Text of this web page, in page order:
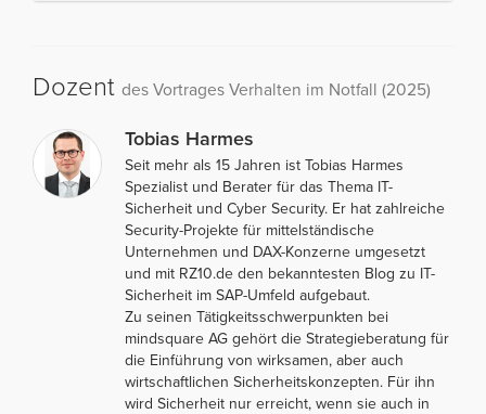
Dozent des Vortrages Verhalten im Notfall (2025)
Tobias Harmes
Seit mehr als 15 Jahren ist Tobias Harmes
Spezialist und Berater für das Thema IT-
Sicherheit und Cyber Security. Er hat zahlreiche
Security-Projekte für mittelständische
Unternehmen und DAX-Konzerne umgesetzt
und mit RZ10.de den bekanntesten Blog zu IT-
Sicherheit im SAP-Umfeld aufgebaut.
Zu seinen Tätigkeitsschwerpunkten bei
mindsquare AG gehört die Strategieberatung für
die Einführung von wirksamen, aber auch
wirtschaftlichen Sicherheitskonzepten. Für ihn
wird Sicherheit nur erreicht, wenn sie auch in